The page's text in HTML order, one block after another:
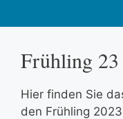
Frühling 23
Hier finden Sie
den Frühling